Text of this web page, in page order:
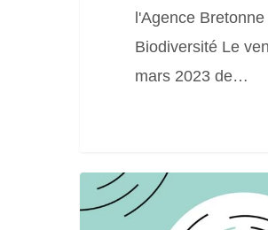
l'Agence Bretonne
Biodiversité Le
mars 2023 de…
Colloque
Eau